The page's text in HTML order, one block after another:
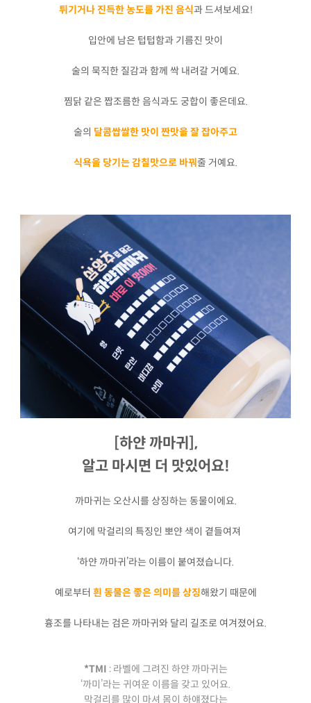
튀기거나 진득한 농도를 가진 음식과 드셔보세요!
입안에 남은 텁텁함과 기름진 맛이
술의 묵직한 질감과 함께 싹 내려갈 거예요.
찜닭 같은 짭조름한 음식과도 궁합이 좋은데요.
술의 달콤쌉쌀한 맛이 짠맛을 잘 잡아주고
식욕을 당기는 감칠맛으로 바꿔줄 거예요.
[하얀 까마귀],
알고 마시면 더 맛있어요!
까마귀는 오산시를 상징하는 동물이에요.
여기에 막걸리의 특징인 뽀얀 색이 곁들여져
‘하얀 까마귀’라는 이름이 붙여졌습니다.
예로부터 흰 동물은 좋은 의미를 상징해왔기 때문에
흉조를 나타내는 검은 까마귀와 달리 길조로 여겨졌어요.
*TMI : 라벨에 그려진 하얀 까마귀는
‘까미’라는 귀여운 이름을 갖고 있어요.
막걸리를 많이 마셔 몸이 하얘졌다는